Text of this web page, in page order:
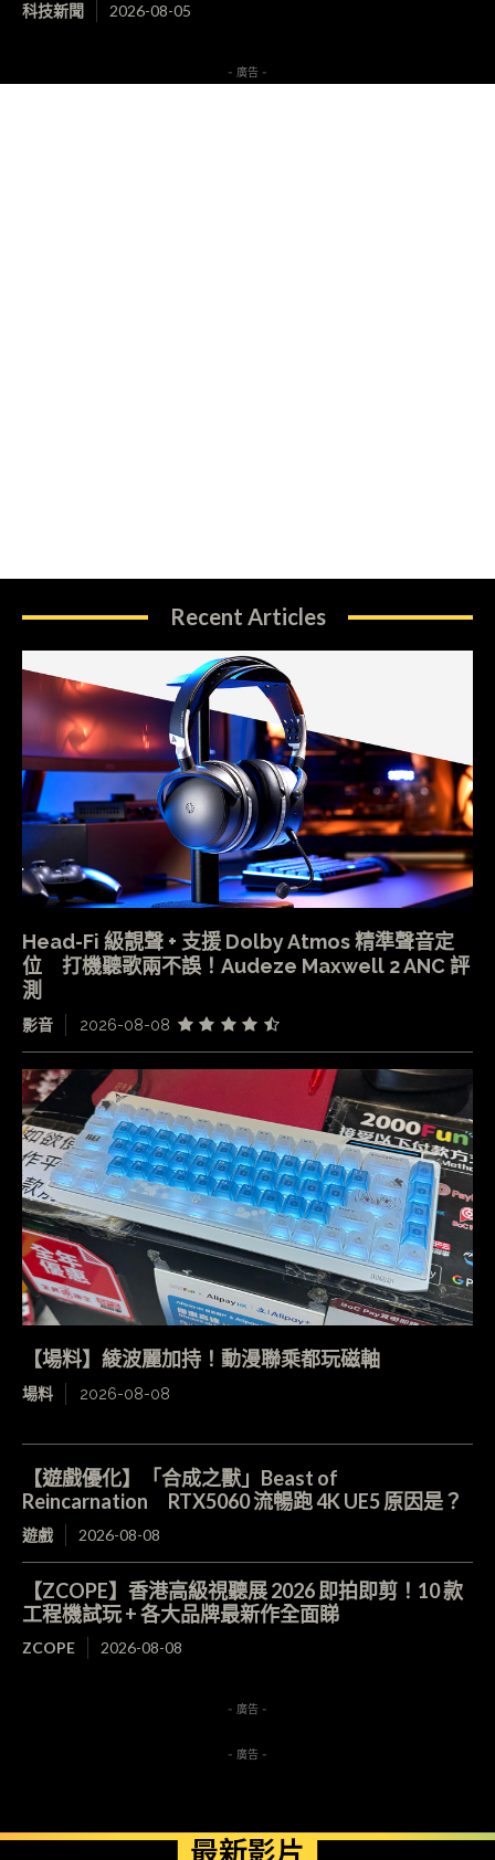
科技新聞 2026-08-05
- 廣告 -
Recent Articles
Head-Fi 級靚聲 + 支援 Dolby Atmos 精準聲音定
位 打機聽歌兩不誤！Audeze Maxwell 2 ANC 評
測
影音 2026-08-08
【場料】綾波麗加持！動漫聯乘都玩磁軸
場料 2026-08-08
【遊戲優化】「合成之獸」Beast of
Reincarnation RTX5060 流暢跑 4K UE5 原因是？
遊戲 2026-08-08
【ZCOPE】香港高級視聽展 2026 即拍即剪！10 款
工程機試玩 + 各大品牌最新作全面睇
ZCOPE 2026-08-08
- 廣告 -
- 廣告 -
最新影片